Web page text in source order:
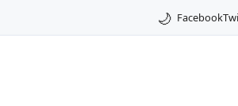
🌙 Facebook